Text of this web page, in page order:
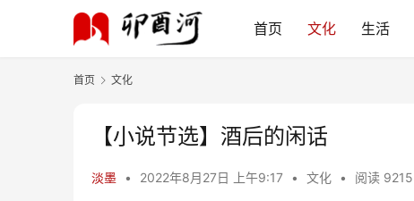
首页 文化 生活
首页 文化
【小说节选】酒后的闲话
淡墨 • 2022年8月27日 上午9:17 • 文化 • 阅读 9215